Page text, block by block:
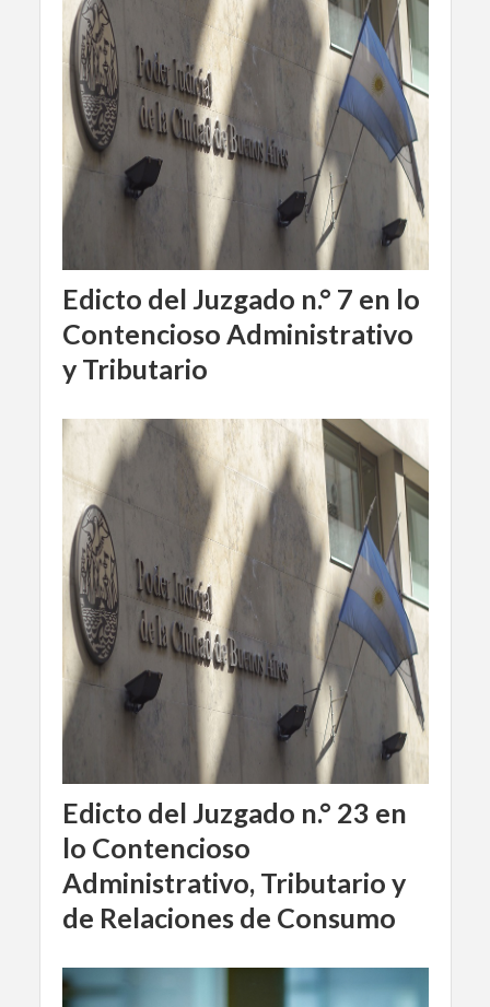
Edicto del Juzgado n.° 7 en lo
Contencioso Administrativo
y Tributario
Edicto del Juzgado n.° 23 en
lo Contencioso
Administrativo, Tributario y
de Relaciones de Consumo